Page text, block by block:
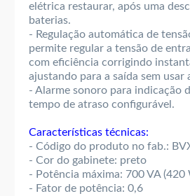
elétrica restaurar, após uma
baterias.
- Regulação automática de
permite regular a tensão de
com eficiência corrigindo
ajustando para a saída sem usar
- Alarme sonoro para indicação
tempo de atraso configurável.
Características técnicas:
- Código do produto no fab.:
- Cor do gabinete: preto
- Potência máxima: 700 VA (420
- Fator de potência: 0,6